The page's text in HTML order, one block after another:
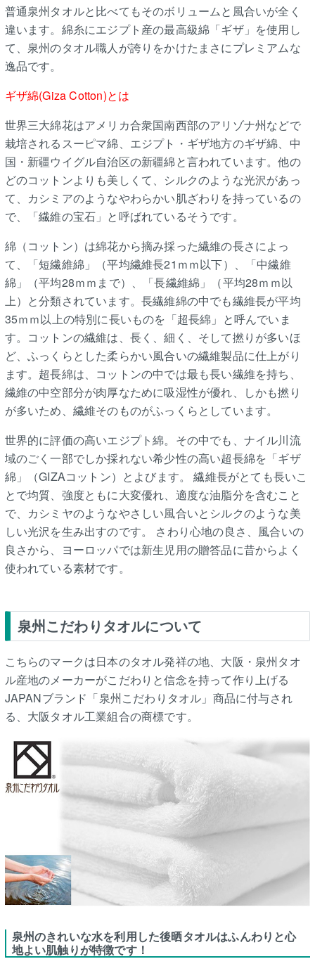
普通泉州タオルと比べてもそのボリュームと風合いが全く
違います。綿糸にエジプト産の最高級綿「ギザ」を使用し
て、泉州のタオル職人が誇りをかけたまさにプレミアムな
逸品です。
ギザ綿(Giza Cotton)とは
世界三大綿花はアメリカ合衆国南西部のアリゾナ州などで
栽培されるスーピマ綿、エジプト・ギザ地方のギザ綿、中
国・新疆ウイグル自治区の新疆綿と言われています。他の
どのコットンよりも美しくて、シルクのような光沢があっ
て、カシミアのようなやわらかい肌ざわりを持っているの
で、「繊維の宝石」と呼ばれているそうです。
綿（コットン）は綿花から摘み採った繊維の長さによっ
て、「短繊維綿」（平均繊維長21ｍｍ以下）、「中繊維
綿」（平均28ｍｍまで）、「長繊維綿」（平均28ｍｍ以
上）と分類されています。長繊維綿の中でも繊維長が平均
35ｍｍ以上の特別に長いものを「超長綿」と呼んでいま
す。コットンの繊維は、長く、細く、そして撚りが多いほ
ど、ふっくらとした柔らかい風合いの繊維製品に仕上がり
ます。超長綿は、コットンの中では最も長い繊維を持ち、
繊維の中空部分が肉厚なために吸湿性が優れ、しかも撚り
が多いため、繊維そのものがふっくらとしています。
世界的に評価の高いエジプト綿。その中でも、ナイル川流
域のごく一部でしか採れない希少性の高い超長綿を「ギザ
綿」（GIZAコットン）とよびます。 繊維長がとても長いこ
とで均質、強度ともに大変優れ、適度な油脂分を含むこと
で、カシミヤのようなやさしい風合いとシルクのような美
しい光沢を生み出すのです。 さわり心地の良さ、風合いの
良さから、ヨーロッパでは新生児用の贈答品に昔からよく
使われている素材です。
泉州こだわりタオルについて
こちらのマークは日本のタオル発祥の地、大阪・泉州タオ
ル産地のメーカーがこだわりと信念を持って作り上げる
JAPANブランド「泉州こだわりタオル」商品に付与され
る、大阪タオル工業組合の商標です。
泉州のきれいな水を利用した後晒タオルはふんわりと心
地よい肌触りが特徴です！